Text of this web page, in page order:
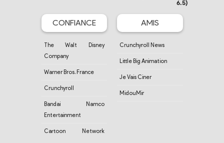
6.5)
CONFIANCE
The Walt Disney
Company
Warner Bros. France
Crunchyroll
Bandai Namco
Entertainment
Cartoon Network
AMIS
Crunchyroll News
Little Big Animation
Je Vais Ciner
MidouMir